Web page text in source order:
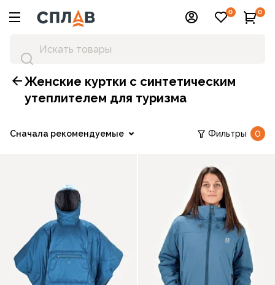
0 0
Женские куртки с синтетическим
утеплителем для туризма
Сначала рекомендуемые Фильтры 0